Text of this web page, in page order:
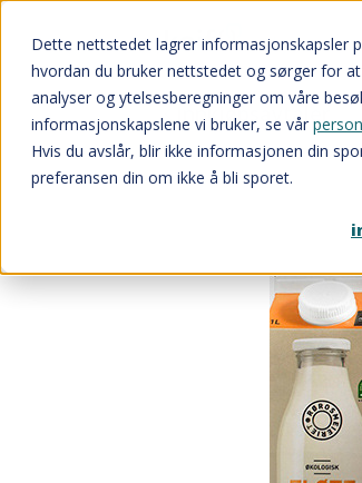
Dette nettstedet lagrer informasjonskapsler
hvordan du bruker nettstedet og sørger for
analyser og ytelsesberegninger om våre
informasjonskapslene vi bruker, se vår
Hvis du avslår, blir ikke informasjonen din
preferansen din om ikke å bli sporet.
Innkjøpsavtaler